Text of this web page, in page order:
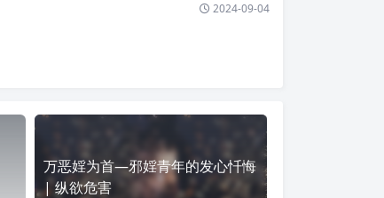
2024-09-04
万恶婬为首—邪婬青年的发心忏悔
| 纵欲危害